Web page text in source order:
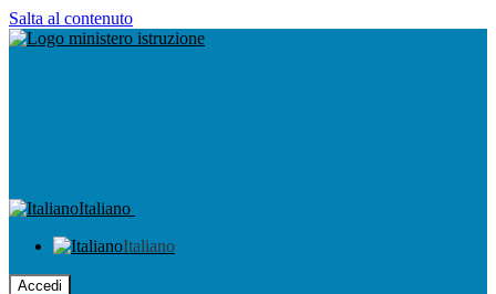
Salta al contenuto
Italiano
Italiano
Accedi